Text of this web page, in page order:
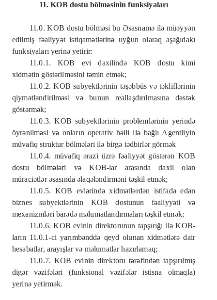
11. KOB dostu bölməsinin funksiyaları
11.0. KOB dostu bölməsi bu Əsasnamə ilə müəyyən
edilmiş fəaliyyət istiqamətlərinə uyğun olaraq aşağıdakı
funksiyaları yerinə yetirir:
11.0.1. KOB evi daxilində KOB dostu kimi
xidmətin göstərilməsini təmin etmək;
11.0.2. KOB subyektlərinin təşəbbüs və təkliflərinin
qiymətləndirilməsi və bunun reallaşdırılmasına dəstək
göstərmək;
11.0.3. KOB subyektlərinin problemlərinin yerində
öyrənilməsi və onların operativ həlli ilə bağlı Agentliyin
müvafiq struktur bölmələri ilə birgə tədbirlər görmək
11.0.4. müvafiq ərazi üzrə fəaliyyət göstərən KOB
dostu bölmələri və KOB-lar arasında daxil olan
müraciətlər əsasında əlaqələndirməni təşkil etmək;
11.0.5. KOB evlərində xidmətlərdən istifadə edən
biznes subyektlərinin KOB dostunun fəaliyyəti və
mexanizmləri barədə məlumatlandırmaları təşkil etmək;
11.0.6. KOB evinin direktorunun tapşırığı ilə KOB-
ların 11.0.1-ci yarımbənddə qeyd olunan xidmətlərə dair
hesabatlar, arayışlar və məlumatlar hazırlamaq;
11.0.7. KOB evinin direktoru tərəfindən tapşırılmış
digər vəzifələri (funksional vəzifələr istisna olmaqla)
yerinə yetirmək.